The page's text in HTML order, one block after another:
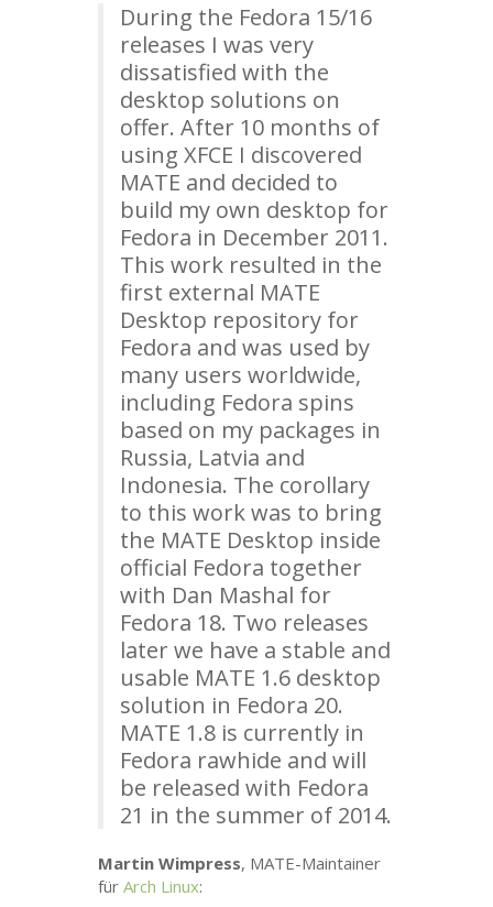
During the Fedora 15/16
releases I was very
dissatisfied with the
desktop solutions on
offer. After 10 months of
usingXFCE I discovered
MATE and decided to
build my own desktop for
Fedora in December 2011.
This work resulted in the
first external MATE
Desktop repository for
Fedora and was used by
many users worldwide,
including Fedora spins
based on my packages in
Russia, Latvia and
Indonesia. The corollary
to this work was to bring
the MATE Desktop inside
official Fedora together
with Dan Mashal for
Fedora 18. Two releases
later we have a stable and
usable MATE 1.6 desktop
solution in Fedora 20.
MATE 1.8 is currently in
Fedora rawhide and will
be released with Fedora
21 in the summer of 2014.
Martin Wimpress, MATE-Maintainer
fürArch Linux: